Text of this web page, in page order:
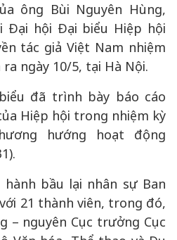
ông Bùi Nguyên Hùng,
Đại hội Đại biểu Hiệp hội
tác giả Việt Nam nhiệm
ra ngày 10/5, tại Hà Nội.
đã trình bày báo cáo
Hiệp hội trong nhiệm kỳ
hướng hoạt động
bầu lại nhân sự Ban
21 thành viên, trong đó,
– nguyên Cục trưởng Cục